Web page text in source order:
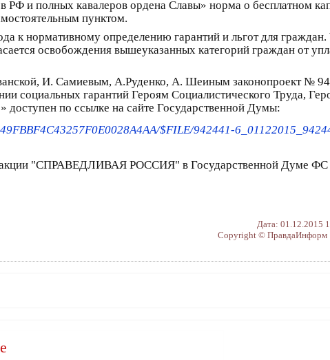
РФ и полных кавалеров ордена Славы» норма о бесплатном
пунктом.
к нормативному определению гарантий и льгот для граждан.
освобождения вышеуказанных категорий граждан от
И. Самиевым, А.Руденко, А. Шеиным законопроект №
социальных гарантий Героям Социалистического Труда,
по ссылке на сайте Государственной Думы:
$FILE/942441-
"СПРАВЕДЛИВАЯ РОССИЯ" в Государственной Думе
Дата: 01.12.2015
Copyright ©